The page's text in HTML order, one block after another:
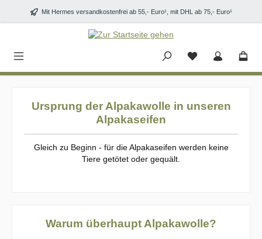
Zum Hauptinhalt springen
Mit Hermes versandkostenfrei ab 55,- Euro¹, mit DHL ab 75,- Euro¹
Ursprung der Alpakawolle in unseren
Alpakaseifen
Gleich zu Beginn - für die Alpakaseifen werden keine
Tiere getötet oder gequält.
Warum überhaupt Alpakawolle?